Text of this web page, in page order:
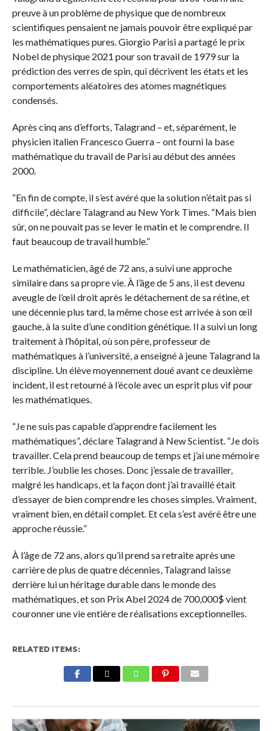
preuve à un problème de physique que de nombreux
scientifiques pensaient ne jamais pouvoir être expliqué par
les mathématiques pures. Giorgio Parisi a partagé le prix
Nobel de physique 2021 pour son travail de 1979 sur la
prédiction des verres de spin, qui décrivent les états et les
comportements aléatoires des atomes magnétiques
condensés.
Après cinq ans d’efforts, Talagrand – et, séparément, le
physicien italien Francesco Guerra – ont fourni la base
mathématique du travail de Parisi au début des années
2000.
“En fin de compte, il s’est avéré que la solution n’était pas si
difficile”, déclare Talagrand au New York Times. “Mais bien
sûr, on ne pouvait pas se lever le matin et le comprendre. Il
faut beaucoup de travail humble.”
Le mathématicien, âgé de 72 ans, a suivi une approche
similaire dans sa propre vie. À l’âge de 5 ans, il est devenu
aveugle de l’œil droit après le détachement de sa rétine, et
une décennie plus tard, la même chose est arrivée à son œil
gauche, à la suite d’une condition génétique. Il a suivi un long
traitement à l’hôpital, où son père, professeur de
mathématiques à l’université, a enseigné à jeune Talagrand la
discipline. Un élève moyennement doué avant ce deuxième
incident, il est retourné à l’école avec un esprit plus vif pour
les mathématiques.
“Je ne suis pas capable d’apprendre facilement les
mathématiques”, déclare Talagrand à New Scientist. “Je dois
travailler. Cela prend beaucoup de temps et j’ai une mémoire
terrible. J’oublie les choses. Donc j’essaie de travailler,
malgré les handicaps, et la façon dont j’ai travaillé était
d’essayer de bien comprendre les choses simples. Vraiment,
vraiment bien, en détail complet. Et cela s’est avéré être une
approche réussie.”
À l’âge de 72 ans, alors qu’il prend sa retraite après une
carrière de plus de quatre décennies, Talagrand laisse
derrière lui un héritage durable dans le monde des
mathématiques, et son Prix Abel 2024 de 700,000$ vient
couronner une vie entière de réalisations exceptionnelles.
RELATED ITEMS: